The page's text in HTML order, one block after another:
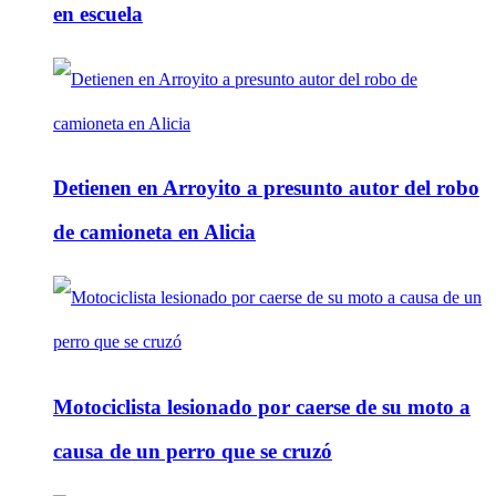
en escuela
Detienen en Arroyito a presunto autor del robo
de camioneta en Alicia
Motociclista lesionado por caerse de su moto a
causa de un perro que se cruzó